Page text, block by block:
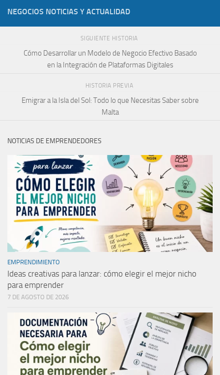
NEGOCIOS NOTICIAS Y ACTUALIDAD
SIGUIENTE HISTORIA
Cómo Desarrollar un Modelo de Negocio Efectivo Basado
en la Integración de Plataformas Digitales
HISTORIA PREVIA
Emigrar a la Isla del Sol: Todo lo que Necesitas Saber sobre
Malta
NOTICIAS DE EMPRENDEDORES
EMPRENDIMIENTO
Ideas creativas para lanzar: cómo elegir el mejor nicho
para emprender
7 DE AGOSTO DE 2026